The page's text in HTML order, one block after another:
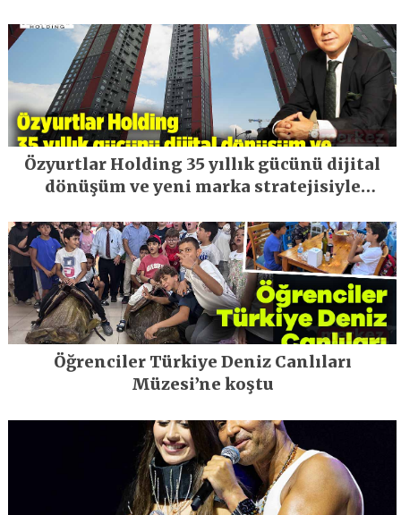
Özyurtlar Holding 35 yıllık gücünü dijital
dönüşüm ve yeni marka stratejisiyle
Öğrenciler Türkiye Deniz Canlıları
Müzesi’ne koştu